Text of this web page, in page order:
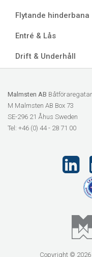
Flytande hinderbana
Entré & Lås
Drift & Underhåll
Malmsten AB
M Malmsten AB Box 73
SE-296 21 Åhus Sweden
Tel: +46 (0) 44 - 28 71 00
Copyright © 2026